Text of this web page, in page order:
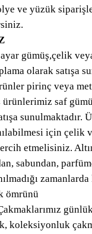
ve yüzük
ayar gümüş,çelik
olarak satışa
pirinç veya
ürünlerimiz saf
sunulmaktadır.
için çelik
etmelisiniz.
sabundan,
ömrünü
koleksiyonluk